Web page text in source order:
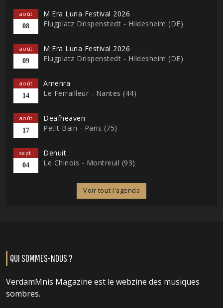
août
08
M'Era Luna Festival 2026
Flugplatz Drispenstedt - Hildesheim (DE)
août
09
M'Era Luna Festival 2026
Flugplatz Drispenstedt - Hildesheim (DE)
août
14
Amenra
Le Ferrailleur - Nantes (44)
août
17
Deafheaven
Petit Bain - Paris (75)
sept.
04
Denuit
Le Chinois - Montreuil (93)
Voir tout l'agenda
QUI SOMMES-NOUS ?
VerdamMnis Magazine est le webzine des musiques
sombres.